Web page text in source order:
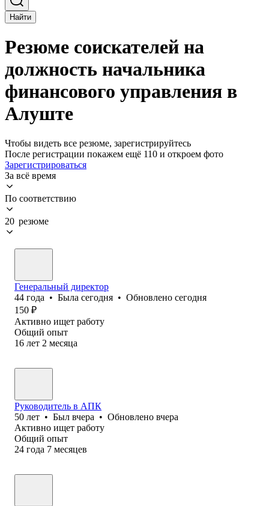
Найти
Резюме соискателей на
должность начальника
финансового управления в
Алуште
Чтобы видеть все резюме, зарегистрируйтесь
После регистрации покажем ещё 110 и откроем фото
Зарегистрироваться
За всё время
По соответствию
20 резюме
Генеральный директор
44 года • Была сегодня • Обновлено сегодня
150 ₽
Активно ищет работу
Общий опыт
16 лет 2 месяца
Руководитель в АПК
50 лет • Был вчера • Обновлено вчера
Активно ищет работу
Общий опыт
24 года 7 месяцев